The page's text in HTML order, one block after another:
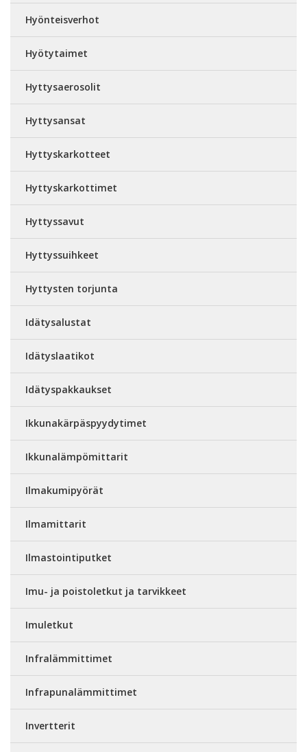
Hyönteisverhot
Hyötytaimet
Hyttysaerosolit
Hyttysansat
Hyttyskarkotteet
Hyttyskarkottimet
Hyttyssavut
Hyttyssuihkeet
Hyttysten torjunta
Idätysalustat
Idätyslaatikot
Idätyspakkaukset
Ikkunakärpäspyydytimet
Ikkunalämpömittarit
Ilmakumipyörät
Ilmamittarit
Ilmastointiputket
Imu- ja poistoletkut ja tarvikkeet
Imuletkut
Infralämmittimet
Infrapunalämmittimet
Invertterit